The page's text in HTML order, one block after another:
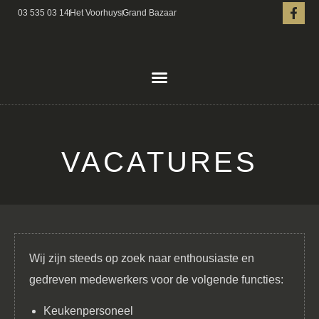
03 535 03 14 Het VoorhuysGrand Bazaar
VACATURES
Wij zijn steeds op zoek naar enthousiaste en
gedreven medewerkers voor de volgende functies:
Keukenpersoneel